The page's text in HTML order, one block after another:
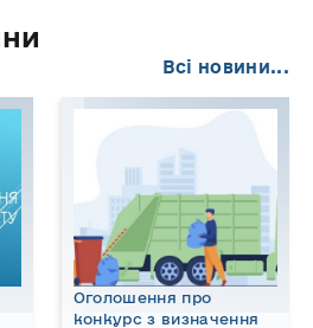
Всі новини...
Оголошення про
конкурс з визначення